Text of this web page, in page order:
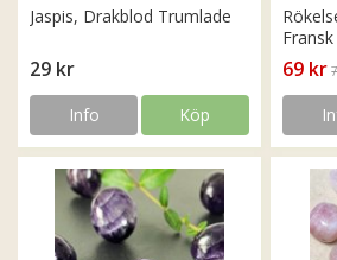
Jaspis, Drakblod Trumlade
29 kr
Info Köp
69 kr